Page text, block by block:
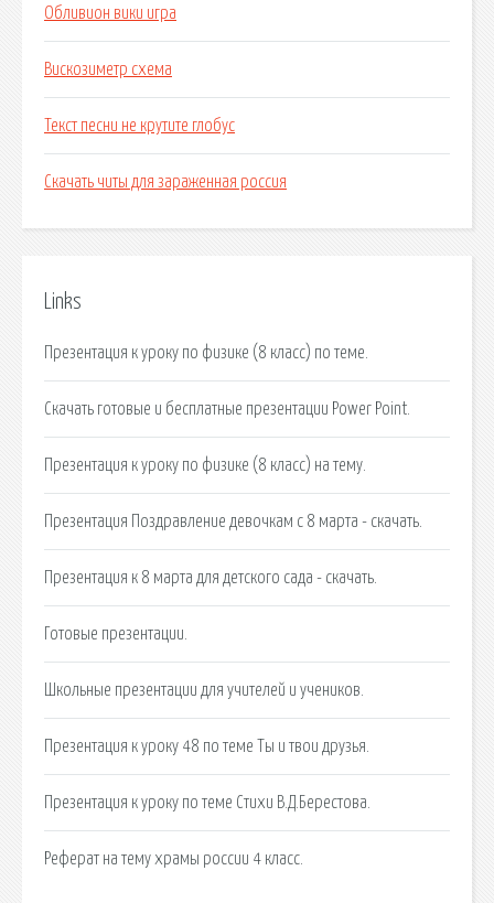
Обливион вики игра
Вискозиметр схема
Текст песни не крутите глобус
Скачать читы для зараженная россия
Links
Презентация к уроку по физике (8 класс) по теме.
Скачать готовые и бесплатные презентации Power Point.
Презентация к уроку по физике (8 класс) на тему.
Презентация Поздравление девочкам с 8 марта - скачать.
Презентация к 8 марта для детского сада - скачать.
Готовые презентации.
Школьные презентации для учителей и учеников.
Презентация к уроку 48 по теме Ты и твои друзья.
Презентация к уроку по теме Стихи В.Д.Берестова.
Реферат на тему храмы россии 4 класс.